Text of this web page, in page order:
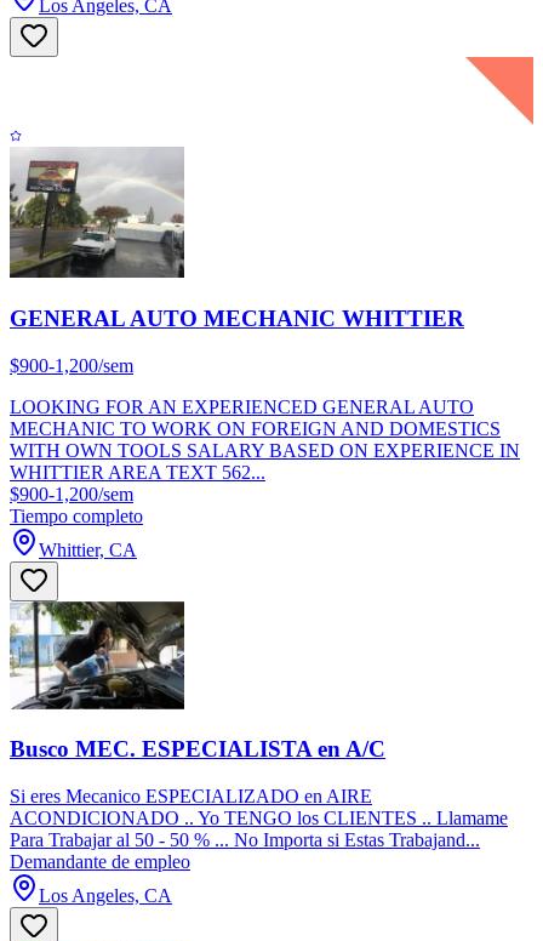
Los Angeles, CA
GENERAL AUTO MECHANIC WHITTIER
$900-1,200/sem
LOOKING FOR AN EXPERIENCED GENERAL AUTO
MECHANIC TO WORK ON FOREIGN AND DOMESTICS
WITH OWN TOOLS SALARY BASED ON EXPERIENCE IN
WHITTIER AREA TEXT 562...
$900-1,200/sem
Tiempo completo
Whittier, CA
Busco MEC. ESPECIALISTA en A/C
Si eres Mecanico ESPECIALIZADO en AIRE
ACONDICIONADO .. Yo TENGO los CLIENTES .. Llamame
Para Trabajar al 50 - 50 % ... No Importa si Estas Trabajand...
Demandante de empleo
Los Angeles, CA